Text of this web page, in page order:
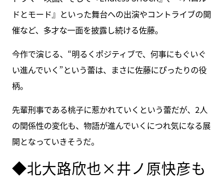
ドとモード』といった舞台への出演やコントライブの開
催など、多才な一面を披露し続ける佐藤。
今作で演じる、“明るくポジティブで、何事にもぐいぐ
い進んでいく”という蕾は、まさに佐藤にぴったりの役
柄。
先輩刑事である桃子に惹かれていくという蕾だが、2人
の関係性の変化も、物語が進んでいくにつれ気になる展
開となっていきそうだ。
◆北大路欣也×井ノ原快彦も